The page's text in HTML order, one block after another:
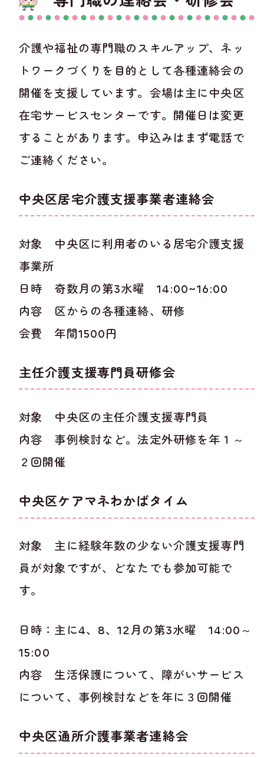
介護や福祉の専門職のスキルアップ、ネッ
トワークづくりを目的として各種連絡会の
開催を支援しています。会場は主に中央区
在宅サービスセンターです。開催日は変更
することがあります。申込みはまず電話で
ご連絡ください。
中央区居宅介護支援事業者連絡会
対象 中央区に利用者のいる居宅介護支援
事業所
日時 奇数月の第3水曜 14:00~16:00
内容 区からの各種連絡、研修
会費 年間1500円
主任介護支援専門員研修会
対象 中央区の主任介護支援専門員
内容 事例検討など。法定外研修を年１～
２回開催
中央区ケアマネわかばタイム
対象 主に経験年数の少ない介護支援専門
員が対象ですが、どなたでも参加可能で
す。
日時：主に4、8、12月の第3水曜 14:00～
15:00
内容 生活保護について、障がいサービス
について、事例検討などを年に３回開催
中央区通所介護事業者連絡会